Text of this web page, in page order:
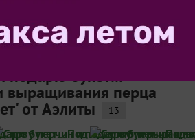
октября 2020, 14:27 в клуб
овощей от ООО «Агрофирма
подарю букет...
выращивания перца
от Аэлиты 13